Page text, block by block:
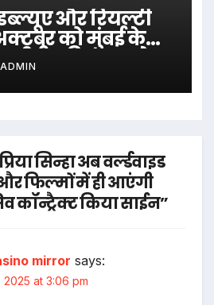
और रियल्टी
अक्टूबर को मुंबई के
रियल एस्टेट
और नेतृत्व
का सफलतापूर्वक
ADMIN
सिन्हा अब वर्ल्डवाइड
फिल्मों में ही आएंगी
किया साईन”
mirror says:
2025 at 3:06 pm